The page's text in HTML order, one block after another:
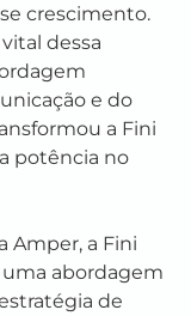
crescimento.
dessa
e do
a Fini
potência no
Amper, a Fini
abordagem
de